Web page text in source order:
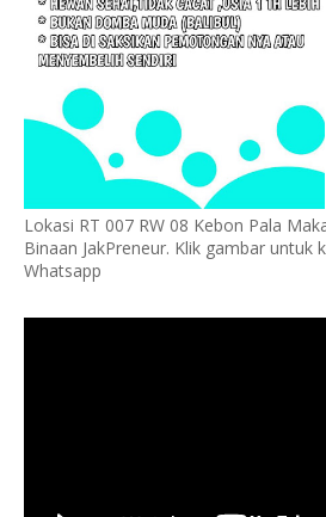
Lokasi RT 007 RW 08 Kebon Pala
Binaan JakPreneur. Klik gambar untuk
Whatsapp